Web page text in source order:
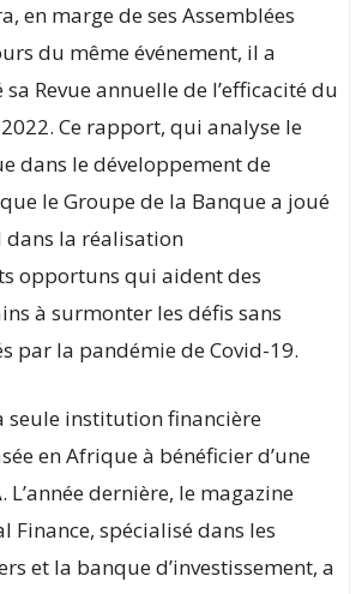
en marge de ses Assemblées
du même événement, il a
Revue annuelle de l’efficacité du
Ce rapport, qui analyse le
dans le développement de
le Groupe de la Banque a joué
dans la réalisation
opportuns qui aident des
à surmonter les défis sans
par la pandémie de Covid-19.
seule institution financière
en Afrique à bénéficier d’une
dernière, le magazine
Finance, spécialisé dans les
et la banque d’investissement, a